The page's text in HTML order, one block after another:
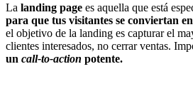
La landing page es aquella que está
para que tus visitantes se conviertan
el objetivo de la landing es capturar el
clientes interesados, no cerrar ventas.
un call-to-action potente.